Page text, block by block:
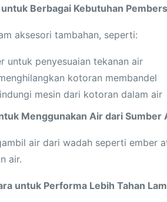
Berbagai Kebutuhan
aksesori tambahan, seperti:
untuk penyesuaian tekanan air
kotoran membandel
mesin dari kotoran dalam air
Menggunakan Air dari Sumber
air dari wadah seperti ember
air.
untuk Performa Lebih Tahan